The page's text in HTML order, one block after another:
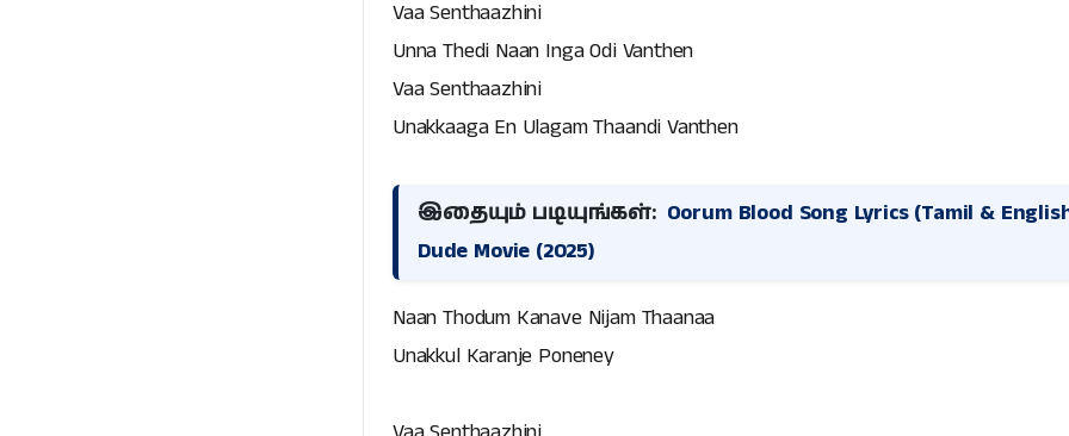
Vaa Senthaazhini
Unna Thedi Naan Inga Odi Vanthen
Vaa Senthaazhini
Unakkaaga En Ulagam Thaandi Vanthen
இதையும் படியுங்கள்: Oorum Blood Song Lyrics (Tamil &
Dude Movie (2025)
Naan Thodum Kanave Nijam Thaanaa
Unakkul Karanje Poneney